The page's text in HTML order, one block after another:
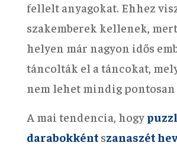
fellelt anyagokat. Ehhez
szakemberek kellenek,
helyen már nagyon idős
táncolták el a táncokat,
nem lehet mindig
A mai tendencia, hogy
darabokként szanaszét